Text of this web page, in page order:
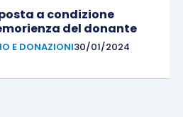
a condizione
del donante
E DONAZIONI30/01/2024